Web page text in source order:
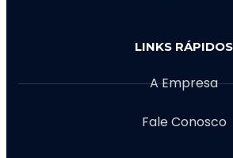
LINKS RÁPIDOS
A Empresa
Fale Conosco